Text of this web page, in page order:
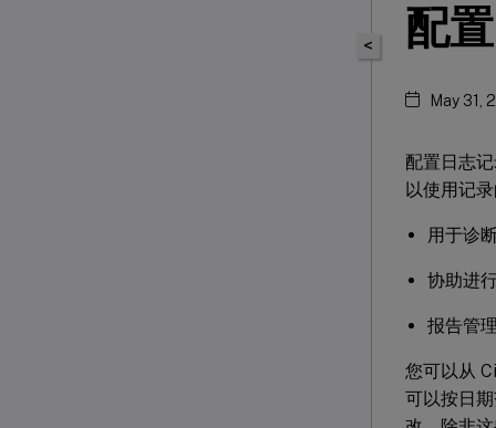
< 配
May 31,
配置日志
以使用记
用于诊
协助进
报告管
您可以从
可以按日